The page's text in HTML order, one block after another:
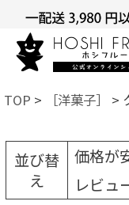
TOP ［洋菓子］
並び替
え
価格が
レビュ